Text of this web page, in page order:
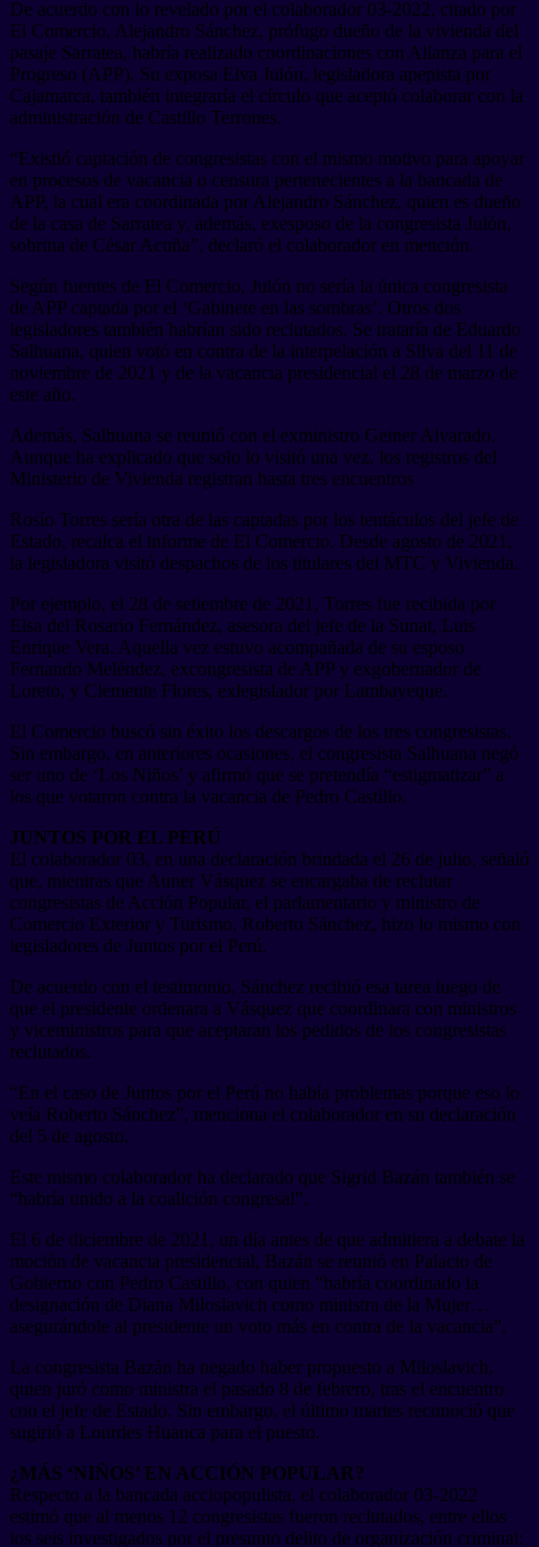
De acuerdo con lo revelado por el colaborador 03-2022, citado por
El Comercio, Alejandro Sánchez, prófugo dueño de la vivienda del
pasaje Sarratea, habría realizado coordinaciones con Alianza para el
Progreso (APP). Su exposa Elva Julón, legisladora apepista por
Cajamarca, también integraría el círculo que aceptó colaborar con la
administración de Castillo Terrones.
“Existió captación de congresistas con el mismo motivo para apoyar
en procesos de vacancia o censura pertenecientes a la bancada de
APP, la cual era coordinada por Alejandro Sánchez, quien es dueño
de la casa de Sarratea y, además, exesposo de la congresista Julón,
sobrina de César Acuña”, declaró el colaborador en mención.
Según fuentes de El Comercio, Julón no sería la única congresista
de APP captada por el ‘Gabinete en las sombras’. Otros dos
legisladores también habrían sido reclutados. Se trataría de Eduardo
Salhuana, quien votó en contra de la interpelación a Silva del 11 de
noviembre de 2021 y de la vacancia presidencial el 28 de marzo de
este año.
Además, Salhuana se reunió con el exministro Geiner Alvarado.
Aunque ha explicado que solo lo visitó una vez, los registros del
Ministerio de Vivienda registran hasta tres encuentros
Rosío Torres sería otra de las captadas por los tentáculos del jefe de
Estado, recalca el informe de El Comercio. Desde agosto de 2021,
la legisladora visitó despachos de los titulares del MTC y Vivienda.
Por ejemplo, el 28 de setiembre de 2021, Torres fue recibida por
Elsa del Rosario Fernández, asesora del jefe de la Sunat, Luis
Enrique Vera. Aquella vez estuvo acompañada de su esposo
Fernando Meléndez, excongresista de APP y exgobernador de
Loreto, y Clemente Flores, exlegislador por Lambayeque.
El Comercio buscó sin éxito los descargos de los tres congresistas.
Sin embargo, en anteriores ocasiones, el congresista Salhuana negó
ser uno de ‘Los Niños’ y afirmó que se pretendía “estigmatizar” a
los que votaron contra la vacancia de Pedro Castillo.
JUNTOS POR EL PERÚ
El colaborador 03, en una declaración brindada el 26 de julio, señaló
que, mientras que Auner Vásquez se encargaba de reclutar
congresistas de Acción Popular, el parlamentario y ministro de
Comercio Exterior y Turismo, Roberto Sánchez, hizo lo mismo con
legisladores de Juntos por el Perú.
De acuerdo con el testimonio, Sánchez recibió esa tarea luego de
que el presidente ordenara a Vásquez que coordinara con ministros
y viceministros para que aceptaran los pedidos de los congresistas
reclutados.
“En el caso de Juntos por el Perú no había problemas porque eso lo
veía Roberto Sánchez”, menciona el colaborador en su declaración
del 5 de agosto.
Este mismo colaborador ha declarado que Sigrid Bazán también se
“habría unido a la coalición congresal”.
El 6 de diciembre de 2021, un día antes de que admitiera a debate la
moción de vacancia presidencial, Bazán se reunió en Palacio de
Gobierno con Pedro Castillo, con quien “habría coordinado la
designación de Diana Miloslavich como ministra de la Mujer…
asegurándole al presidente un voto más en contra de la vacancia”.
La congresista Bazán ha negado haber propuesto a Miloslavich,
quien juró como ministra el pasado 8 de febrero, tras el encuentro
con el jefe de Estado. Sin embargo, el último martes reconoció que
sugirió a Lourdes Huanca para el puesto.
¿MÁS ‘NIÑOS’ EN ACCIÓN POPULAR?
Respecto a la bancada acciopopulista, el colaborador 03-2022
estimó que al menos 12 congresistas fueron reclutados, entre ellos
los seis investigados por el presunto delito de organización criminal: